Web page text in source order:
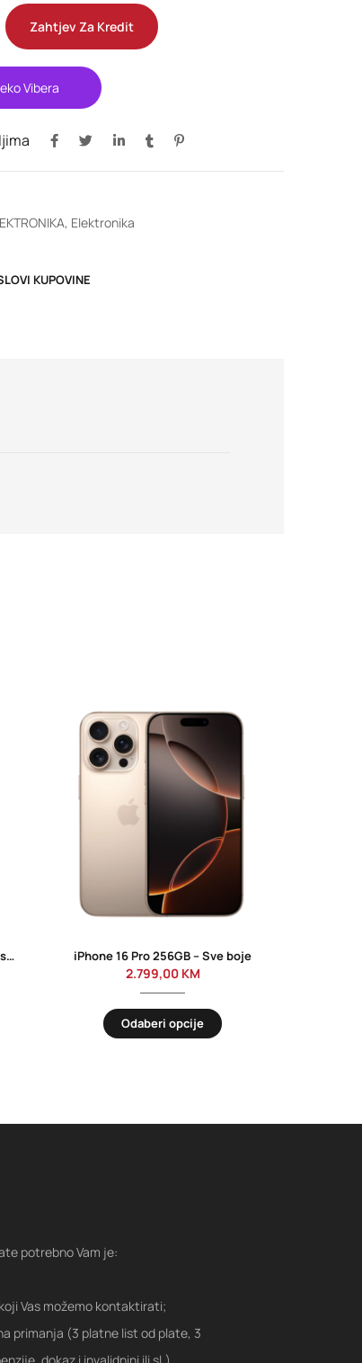
Zahtjev Za Kredit
Vibera
, Elektronika
KUPOVINE
Samsung Z Flip7 FE 256GB Black – Exynos 2400, 50MP Kamera iPhone 16 Pro 256GB – Sve boje
2.799,00 KM
Odaberi opcije
potrebno Vam je:
Vas možemo kontaktirati;
primanja (3 platne list od plate, 3